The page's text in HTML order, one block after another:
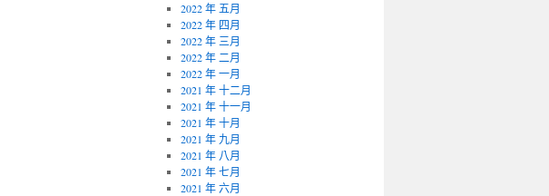
2022 年 五月
2022 年 四月
2022 年 三月
2022 年 二月
2022 年 一月
2021 年 十二月
2021 年 十一月
2021 年 十月
2021 年 九月
2021 年 八月
2021 年 七月
2021 年 六月